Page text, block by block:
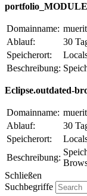
Domainname:
Ablauf:
30
Speicherort:
Beschreibung:
Eclipse.outdated-
Domainname:
Ablauf:
30
Speicherort:
Beschreibung:
Schließen
Suchbegriffe